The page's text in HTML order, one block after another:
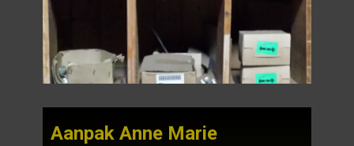
Aanpak Anne Marie